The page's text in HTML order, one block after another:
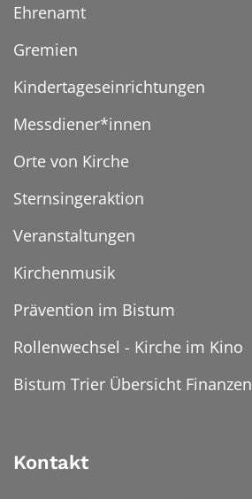
Ehrenamt
Gremien
Kindertageseinrichtungen
Messdiener*innen
Orte von Kirche
Sternsingeraktion
Veranstaltungen
Kirchenmusik
Prävention im Bistum
Rollenwechsel - Kirche im Kino
Bistum Trier Übersicht Finanzen
Kontakt